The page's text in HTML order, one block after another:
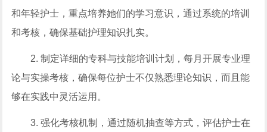
和年轻护士，重点培养她们的学习意识，通过系统的培训
和考核，确保基础护理知识扎实。
2. 制定详细的专科与技能培训计划，每月开展专业理
论与实操考核，确保每位护士不仅熟悉理论知识，而且能
够在实践中灵活运用。
3. 强化考核机制，通过随机抽查等方式，评估护士在